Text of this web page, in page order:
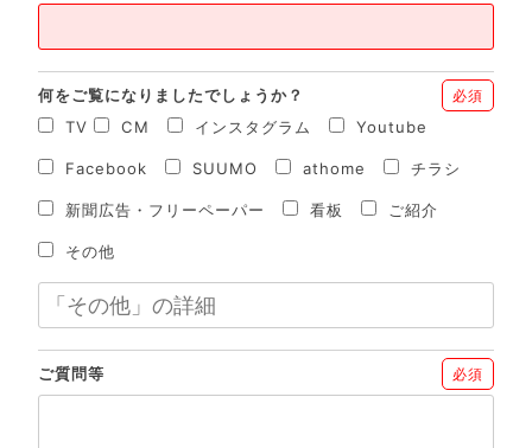
何をご覧になりましたでしょうか？ 必須
TV CM インスタグラム Youtube
Facebook SUUMO athome チラシ
新聞広告・フリーペーパー 看板 ご紹介
その他
ご質問等 必須